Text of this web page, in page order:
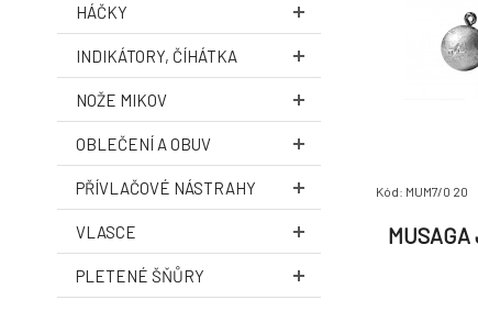
HÁČKY
INDIKÁTORY, ČÍHÁTKA
NOŽE MIKOV
OBLEČENÍ A OBUV
PŘÍVLAČOVÉ NÁSTRAHY
VLASCE
PLETENÉ ŠŇŮRY
Kód: MUM7/0 20